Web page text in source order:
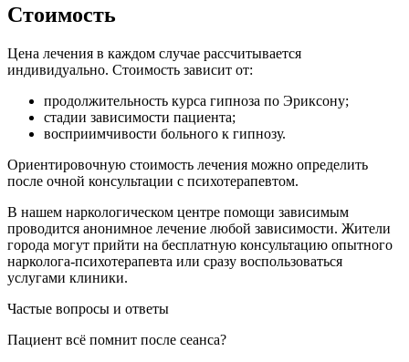
Стоимость
Цена лечения в каждом случае рассчитывается
индивидуально. Стоимость зависит от:
продолжительность курса гипноза по Эриксону;
стадии зависимости пациента;
восприимчивости больного к гипнозу.
Ориентировочную стоимость лечения можно определить
после очной консультации с психотерапевтом.
В нашем наркологическом центре помощи зависимым
проводится анонимное лечение любой зависимости. Жители
города могут прийти на бесплатную консультацию опытного
нарколога-психотерапевта или сразу воспользоваться
услугами клиники.
Частые вопросы и ответы
Пациент всё помнит после сеанса?